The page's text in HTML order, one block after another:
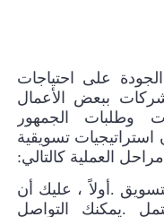
على احتياجات
ببعض الأعمال
وطلبات الجمهور
تسويقية
مراحل العملية كالتالي:
.أولاً ، عليك أن
.يمكنك التواصل